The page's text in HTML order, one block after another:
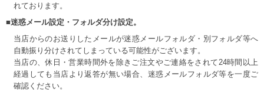
れております。
■迷惑メール設定・フォルダ分け設定。
当店からのお送りしたメールが迷惑メールフォルダ・別フォルダ等へ
自動振り分けされてしまっている可能性がございます。
当店の、休日・営業時間外を除きご注文やご連絡をされて24時間以上
経過しても当店より返答が無い場合、迷惑メールフォルダ等を一度ご
確認ください。